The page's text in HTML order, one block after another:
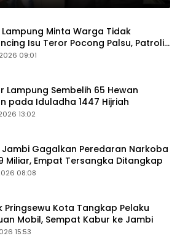
Minta Warga Tidak
Isu Teror Pocong Palsu, Patroli
Ditingkatkan
09:01
Lampung Sembelih 65 Hewan
pada Iduladha 1447 Hijriah
13:02
Jambi Gagalkan Peredaran Narkoba
Miliar, Empat Tersangka Ditangkap
08:08
Pringsewu Kota Tangkap Pelaku
Mobil, Sempat Kabur ke Jambi
15:53